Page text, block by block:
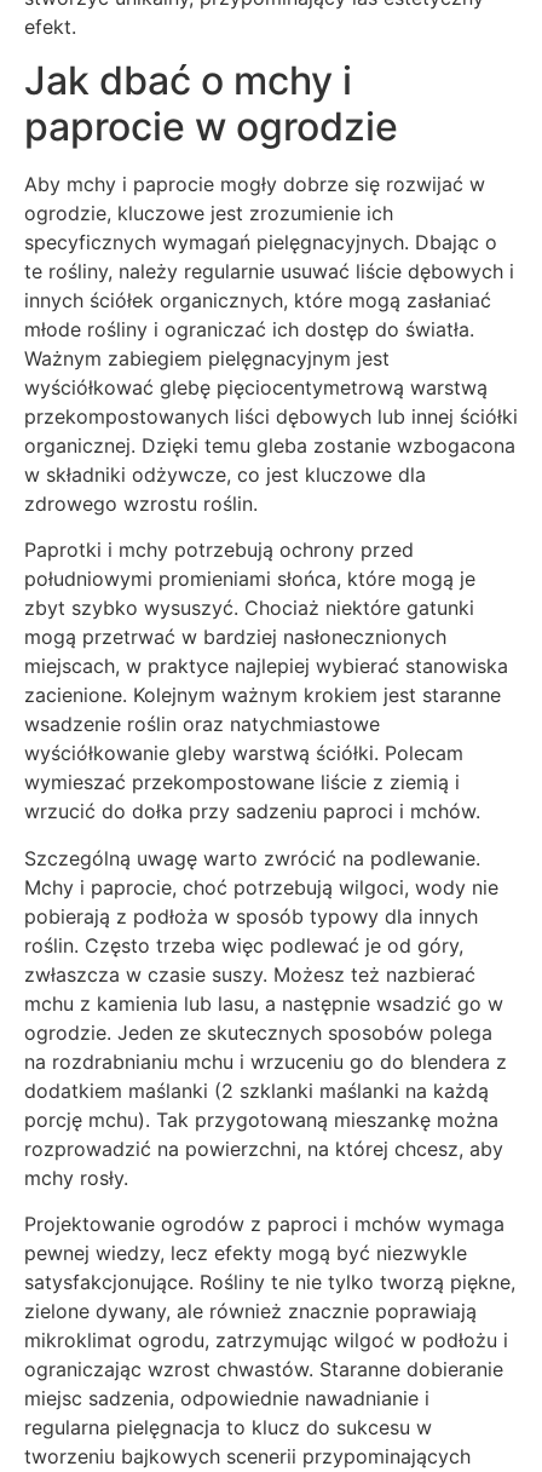
efekt.
Jak dbać o mchy i
paprocie w ogrodzie
Aby mchy i paprocie mogły dobrze się rozwijać w
ogrodzie, kluczowe jest zrozumienie ich
specyficznych wymagań pielęgnacyjnych. Dbając o
te rośliny, należy regularnie usuwać liście dębowych i
innych ściółek organicznych, które mogą zasłaniać
młode rośliny i ograniczać ich dostęp do światła.
Ważnym zabiegiem pielęgnacyjnym jest
wyściółkować glebę pięciocentymetrową warstwą
przekompostowanych liści dębowych lub innej ściółki
organicznej. Dzięki temu gleba zostanie wzbogacona
w składniki odżywcze, co jest kluczowe dla
zdrowego wzrostu roślin.
Paprotki i mchy potrzebują ochrony przed
południowymi promieniami słońca, które mogą je
zbyt szybko wysuszyć. Chociaż niektóre gatunki
mogą przetrwać w bardziej nasłonecznionych
miejscach, w praktyce najlepiej wybierać stanowiska
zacienione. Kolejnym ważnym krokiem jest staranne
wsadzenie roślin oraz natychmiastowe
wyściółkowanie gleby warstwą ściółki. Polecam
wymieszać przekompostowane liście z ziemią i
wrzucić do dołka przy sadzeniu paproci i mchów.
Szczególną uwagę warto zwrócić na podlewanie.
Mchy i paprocie, choć potrzebują wilgoci, wody nie
pobierają z podłoża w sposób typowy dla innych
roślin. Często trzeba więc podlewać je od góry,
zwłaszcza w czasie suszy. Możesz też nazbierać
mchu z kamienia lub lasu, a następnie wsadzić go w
ogrodzie. Jeden ze skutecznych sposobów polega
na rozdrabnianiu mchu i wrzuceniu go do blendera z
dodatkiem maślanki (2 szklanki maślanki na każdą
porcję mchu). Tak przygotowaną mieszankę można
rozprowadzić na powierzchni, na której chcesz, aby
mchy rosły.
Projektowanie ogrodów z paproci i mchów wymaga
pewnej wiedzy, lecz efekty mogą być niezwykle
satysfakcjonujące. Rośliny te nie tylko tworzą piękne,
zielone dywany, ale również znacznie poprawiają
mikroklimat ogrodu, zatrzymując wilgoć w podłożu i
ograniczając wzrost chwastów. Staranne dobieranie
miejsc sadzenia, odpowiednie nawadnianie i
regularna pielęgnacja to klucz do sukcesu w
tworzeniu bajkowych scenerii przypominających